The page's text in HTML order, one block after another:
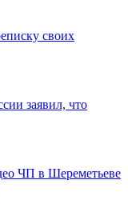
своих
заявил, что
ЧП в Шереметьеве